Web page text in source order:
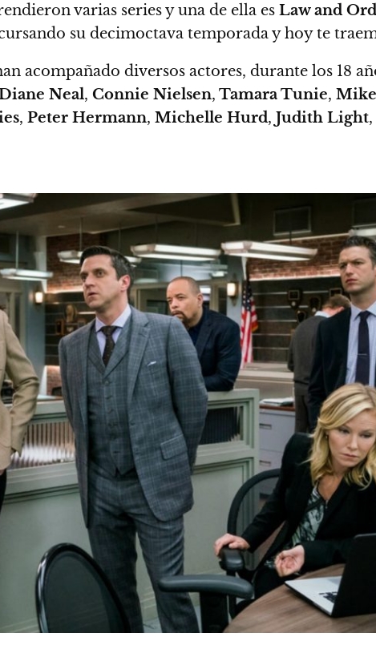
varias series y una de ella es Law and
su decimoctava temporada y hoy te
acompañado diversos actores, durante los 18
Neal, Connie Nielsen, Tamara Tunie,
, Peter Hermann, Michelle Hurd, Judith Light,